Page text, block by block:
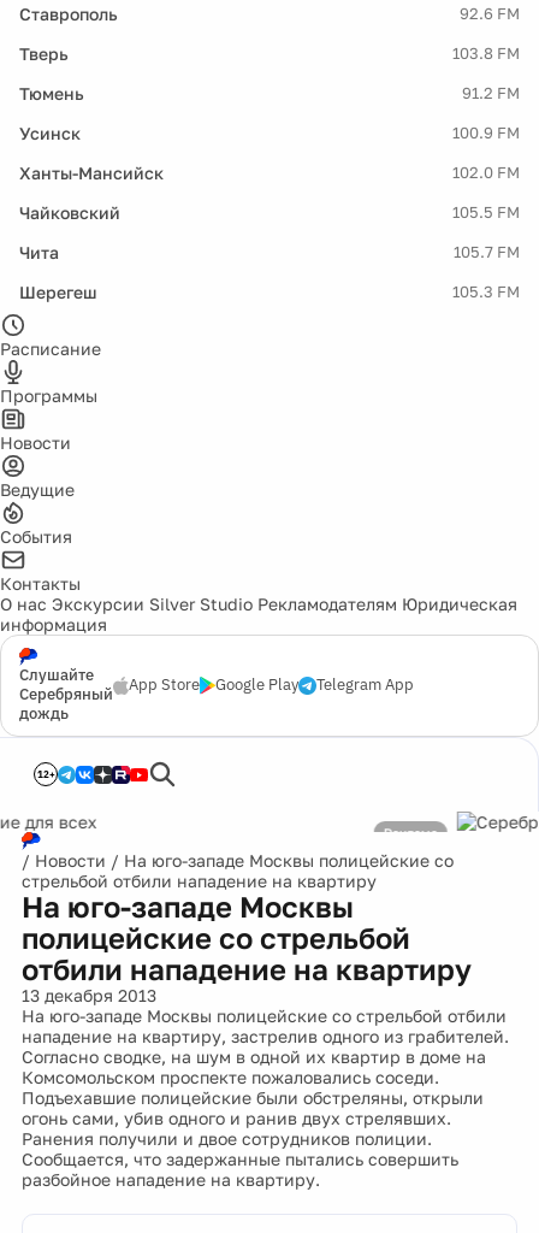
Ставрополь 92.6 FM
Тверь 103.8 FM
Тюмень 91.2 FM
Усинск 100.9 FM
Ханты-Мансийск 102.0 FM
Чайковский 105.5 FM
Чита 105.7 FM
Шерегеш 105.3 FM
Расписание
Программы
Новости
Ведущие
События
Контакты
О нас Экскурсии Silver Studio Рекламодателям Юридическая
информация
Слушайте
Серебряный
дождь
App Store Google Play Telegram App
12+
Реклама
/ Новости / На юго-западе Москвы полицейские со
стрельбой отбили нападение на квартиру
На юго-западе Москвы
полицейские со стрельбой
отбили нападение на квартиру
13 декабря 2013
На юго-западе Москвы полицейские со стрельбой отбили
нападение на квартиру, застрелив одного из грабителей.
Согласно сводке, на шум в одной их квартир в доме на
Комсомольском проспекте пожаловались соседи.
Подъехавшие полицейские были обстреляны, открыли
огонь сами, убив одного и ранив двух стрелявших.
Ранения получили и двое сотрудников полиции.
Сообщается, что задержанные пытались совершить
разбойное нападение на квартиру.